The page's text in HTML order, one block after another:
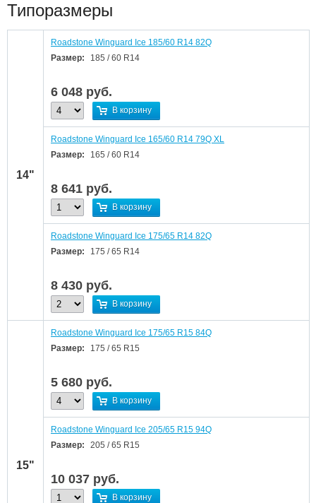
Типоразмеры
14"
Roadstone Winguard Ice 185/60 R14 82Q
Размер:
185 / 60 R14
6 048 руб.
В корзину
Roadstone Winguard Ice 165/60 R14 79Q XL
Размер:
165 / 60 R14
8 641 руб.
В корзину
Roadstone Winguard Ice 175/65 R14 82Q
Размер:
175 / 65 R14
8 430 руб.
В корзину
15"
Roadstone Winguard Ice 175/65 R15 84Q
Размер:
175 / 65 R15
5 680 руб.
В корзину
Roadstone Winguard Ice 205/65 R15 94Q
Размер:
205 / 65 R15
10 037 руб.
В корзину